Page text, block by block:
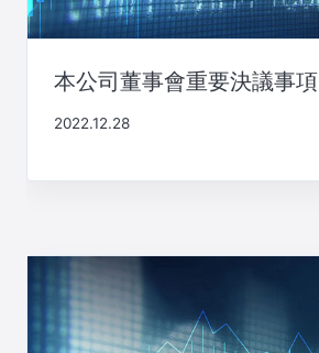
本公司董事會重要決議事項
2022.12.28